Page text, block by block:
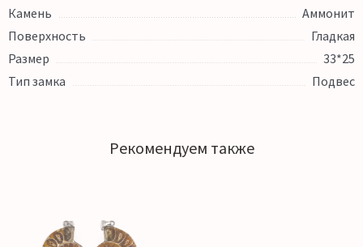
Камень
Аммонит
Поверхность
Гладкая
Размер
33*25
Тип замка
Подвес
Рекомендуем также